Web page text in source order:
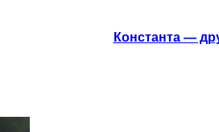
Константа —